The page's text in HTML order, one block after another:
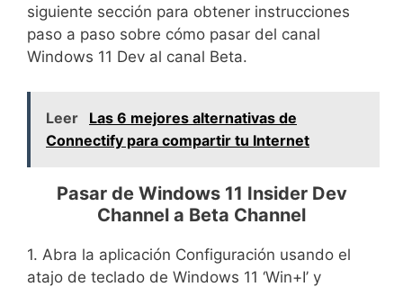
siguiente sección para obtener instrucciones
paso a paso sobre cómo pasar del canal
Windows 11 Dev al canal Beta.
Leer
Las 6 mejores alternativas de
Connectify para compartir tu Internet
Pasar de Windows 11 Insider Dev
Channel a Beta Channel
1. Abra la aplicación Configuración usando el
atajo de teclado de Windows 11 ‘Win+I’ y